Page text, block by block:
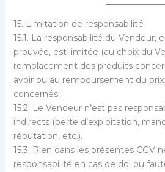
15. Limitation de responsabilité
15.1. La responsabilité du Vendeur,
prouvée, est limitée (au choix du
remplacement des produits
avoir ou au remboursement du
concernés.
15.2. Le Vendeur n’est pas
indirects (perte d’exploitation,
réputation, etc.).
15.3. Rien dans les présentes CGV
responsabilité en cas de dol ou